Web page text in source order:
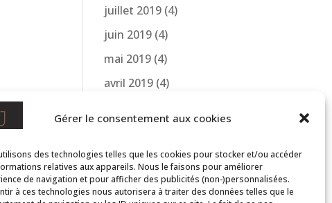
Gérer le consentement aux cookies
des technologies telles que les cookies pour stocker et/ou accéder
relatives aux appareils. Nous le faisons pour améliorer
de navigation et pour afficher des publicités (non-)personnalisées.
à ces technologies nous autorisera à traiter des données telles que le
juillet 2019 (4)
juin 2019 (4)
mai 2019 (4)
avril 2019 (4)
mars 2018(1)